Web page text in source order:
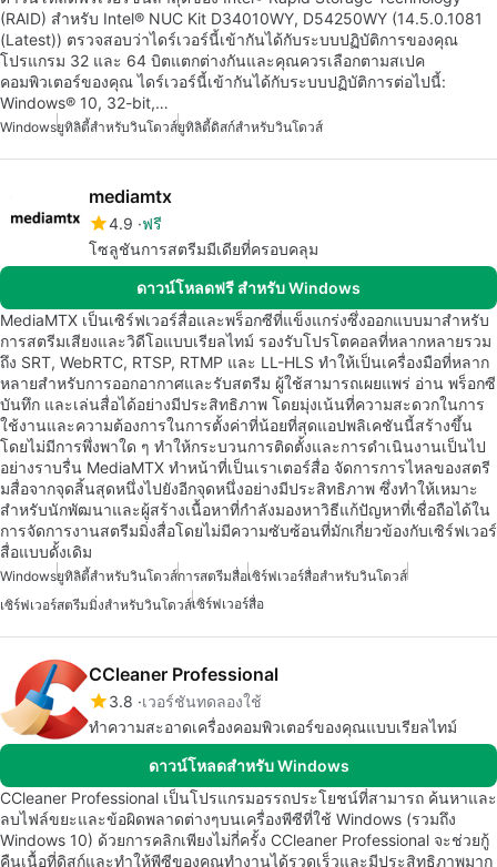
(RAID) สำหรับ Intel® NUC Kit D34010WY, D54250WY (14.5.0.1081
(Latest)) ตรวจสอบว่าไดร์เวอร์นี้เข้ากันได้กับระบบปฏิบัติการของคุณ
โปรแกรม 32 และ 64 บิตแตกต่างกันและคุณควรเลือกตามสเปค
คอมพิวเตอร์ของคุณ ไดร์เวอร์นี้เข้ากันได้กับระบบปฏิบัติการต่อไปนี้:
Windows® 10, 32-bit,…
Windowsยูทิลิตี้สำหรับวินโดวส์ยูทิลิตี้ดิสก์สำหรับวินโดวส์
mediamtx
4.9 ฟรี
โซลูชันการสตรีมมีเดียที่ครอบคลุม
ดาวน์โหลดฟรี สำหรับ Windows
MediaMTX เป็นเซิร์ฟเวอร์สื่อและพร็อกซีที่แข็งแกร่งซึ่งออกแบบมาสำหรับ
การสตรีมเสียงและวิดีโอแบบเรียลไทม์ รองรับโปรโตคอลที่หลากหลายรวม
ถึง SRT, WebRTC, RTSP, RTMP และ LL-HLS ทำให้เป็นเครื่องมือที่หลาก
หลายสำหรับการออกอากาศและรับสตรีม ผู้ใช้สามารถเผยแพร่ อ่าน พร็อกซี
บันทึก และเล่นสื่อได้อย่างมีประสิทธิภาพ โดยมุ่งเน้นที่ความสะดวกในการ
ใช้งานและความต้องการในการตั้งค่าที่น้อยที่สุดแอปพลิเคชันนี้สร้างขึ้น
โดยไม่มีการพึ่งพาใด ๆ ทำให้กระบวนการติดตั้งและการดำเนินงานเป็นไป
อย่างราบรื่น MediaMTX ทำหน้าที่เป็นเราเตอร์สื่อ จัดการการไหลของสตรี
มสื่อจากจุดสิ้นสุดหนึ่งไปยังอีกจุดหนึ่งอย่างมีประสิทธิภาพ ซึ่งทำให้เหมาะ
สำหรับนักพัฒนาและผู้สร้างเนื้อหาที่กำลังมองหาวิธีแก้ปัญหาที่เชื่อถือได้ใน
การจัดการงานสตรีมมิ่งสื่อโดยไม่มีความซับซ้อนที่มักเกี่ยวข้องกับเซิร์ฟเวอร์
สื่อแบบดั้งเดิม
Windowsยูทิลิตี้สำหรับวินโดวส์การสตรีมสื่อเซิร์ฟเวอร์สื่อสำหรับวินโดวส์
เซิร์ฟเวอร์สตรีมมิ่งสำหรับวินโดวส์เซิร์ฟเวอร์สื่อ
CCleaner Professional
3.8 เวอร์ชันทดลองใช้
ทำความสะอาดเครื่องคอมพิวเตอร์ของคุณแบบเรียลไทม์
ดาวน์โหลดสำหรับ Windows
CCleaner Professional เป็นโปรแกรมอรรถประโยชน์ที่สามารถ ค้นหาและ
ลบไฟล์ขยะและข้อผิดพลาดต่างๆบนเครื่องพีซีที่ใช้ Windows (รวมถึง
Windows 10) ด้วยการคลิกเพียงไม่กี่ครั้ง CCleaner Professional จะช่วยกู้
คืนเนื้อที่ดิสก์และทำให้พีซีของคุณทำงานได้รวดเร็วและมีประสิทธิภาพมาก